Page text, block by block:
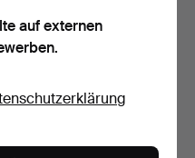
Zugang zum Dienst
Der Betrieb des Dienstes
und der Dienst werden
zulässig, gibt Auctionet
auf externen